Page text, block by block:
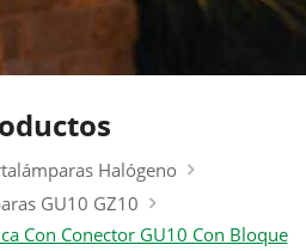
Halógeno
GU10 GZ10
Con Conector GU10 Con Bloque